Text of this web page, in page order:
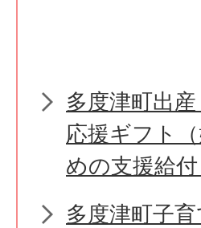
多度津町出
応援ギフト
めの支援給付
多度津町子